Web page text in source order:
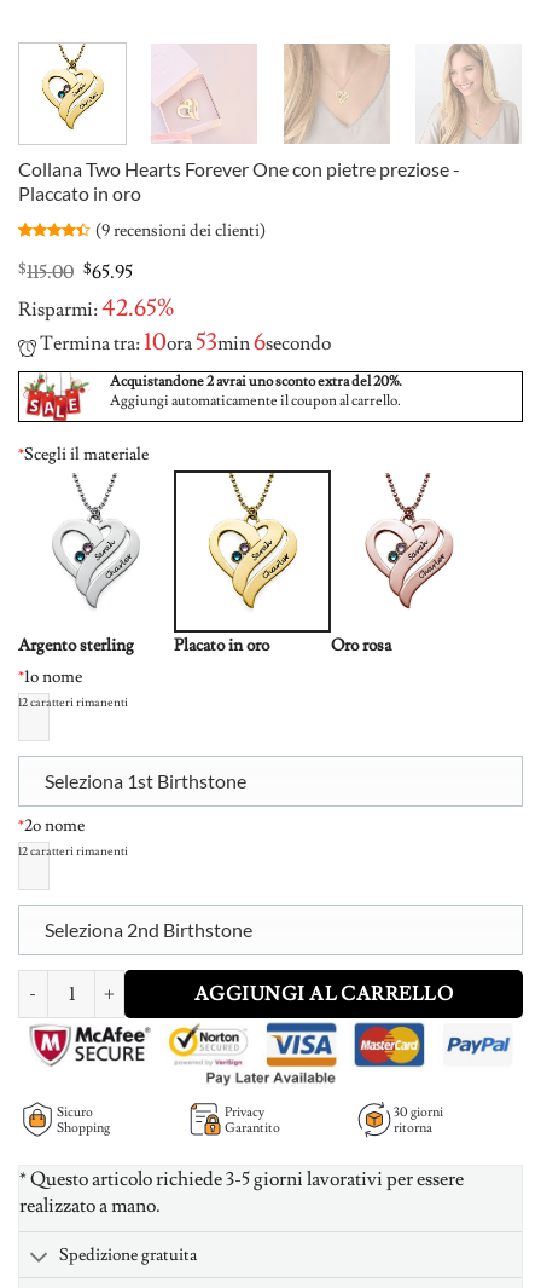
Collana Two Hearts Forever One con pietre preziose -
Placcato in oro
4.33su 5
su base
recensioni
(9recensioni dei clienti)
$115.00 Original
was:
$115.00.
$65.95Current
is:
$65.95.
Risparmi:42.65%
Termina tra:10ora 53min5secondo
Acquistandone 2 avrai uno sconto extra del 20%.
Aggiungi automaticamente il coupon al carrello.
*Scegli il materiale
Argento sterling Placato in oro
Oro rosa
*1o nome
12caratteri rimanenti
Seleziona 1st Birthstone
*2o nome
12caratteri rimanenti
Seleziona 2nd Birthstone
Two Hearts Forever One Necklace with Birthstones - Gold Plated quantità
AGGIUNGI AL CARRELLO
Sicuro
Shopping
Privacy
Garantito
30 giorni
ritorna
* Questo articolo richiede 3-5 giorni lavorativi per essere
realizzato a mano.
Spedizione gratuita